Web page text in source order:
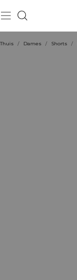
Thuis / Dames / Shorts /